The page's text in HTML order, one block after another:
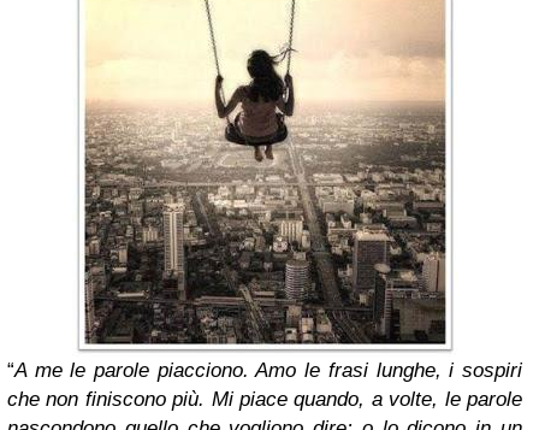
“A me le parole piacciono. Amo le frasi lunghe, i sospiri
che non finiscono più. Mi piace quando, a volte, le parole